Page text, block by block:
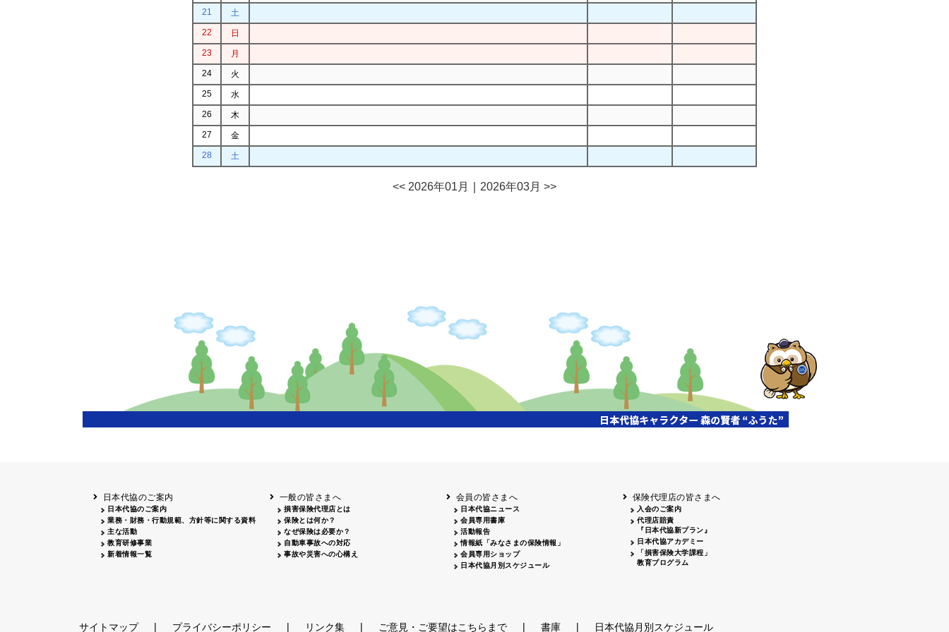
21
土
22
日
23
月
24
火
25
水
26
木
27
金
28
土
<< 2026年01月 2026年03月 >>
日本代協のご案内
日本代協のご案内
業務・財務・行動規範、方針等に関する資料
主な活動
教育研修事業
新着情報一覧
一般の皆さまへ
損害保険代理店とは
保険とは何か？
なぜ保険は必要か？
自動車事故への対応
事故や災害への心構え
会員の皆さまへ
日本代協ニュース
会員専用書庫
活動報告
情報紙「みなさまの保険情報」
会員専用ショップ
日本代協月別スケジュール
保険代理店の皆さまへ
入会のご案内
代理店賠責
『日本代協新プラン』
日本代協アカデミー
「損害保険大学課程」
教育プログラム
サイトマップ | プライバシーポリシー | リンク集 | ご意見・ご要望はこちらまで | 書庫 | 日本代協月別スケジュール